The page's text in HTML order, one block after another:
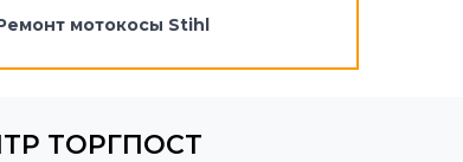
мотокосы Stihl
ТОРГПОСТ